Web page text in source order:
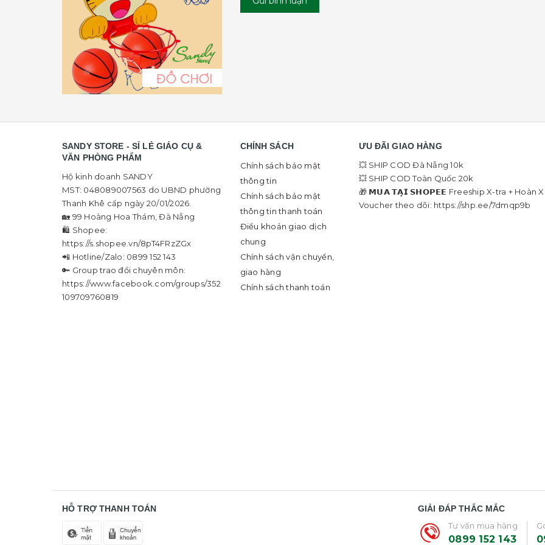
SANDY STORE - SỈ LẺ GIÁO CỤ &
VĂN PHÒNG PHẨM
Hộ kinh doanh SANDY
MST: 048089007563 do UBND phường
Thanh Khê cấp ngày 20/01/2026.
🏡 99 Hoàng Hoa Thám, Đà Nẵng
🛍 Shopee:
https://s.shopee.vn/8pT4FRzZGx
📲 Hotline/Zalo: 0899 152 143
🔑 Group trao đổi chuyên môn:
https://www.facebook.com/groups/352
109709760819
CHÍNH SÁCH
Chính sách bảo mật
thông tin
Chính sách bảo mật
thông tin thanh toán
Điều khoản giao dịch
chung
Chính sách vận chuyển,
giao hàng
Chính sách thanh toán
ƯU ĐÃI GIAO HÀNG
💥 SHIP COD Đà Nẵng 10k
💥 SHIP COD Toàn Quốc 20k
🎁 𝗠𝗨𝗔 𝗧𝗔̣𝗜 𝗦𝗛𝗢𝗣𝗘𝗘 Freeship X-tra + Hoàn
Voucher theo dõi: https://shp.ee/7dmqp9b
HỖ TRỢ THANH TOÁN
GIẢI ĐÁP THẮC MẮC
Tư vấn mua hàng
0899 152 143